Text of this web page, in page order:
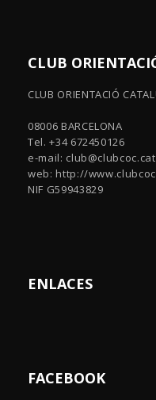
CLUB
CLUB ORIENTACIÓ
08006 BARCELONA
Tel. +34 672450126
e-mail: club@clubcoc.cat
web: http://
NIF G59943829
ENLACES
FACEBOOK